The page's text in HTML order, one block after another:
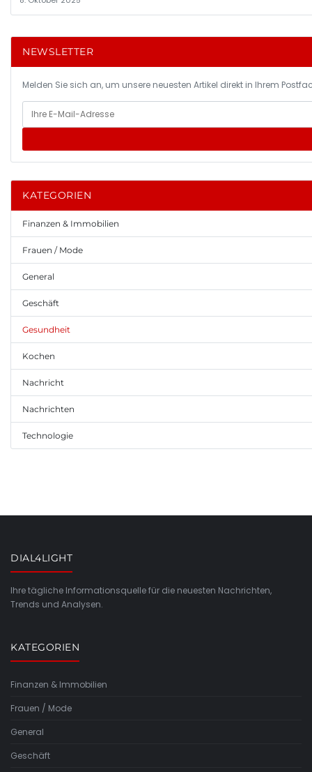
NEWSLETTER
Melden Sie sich an, um unsere neuesten Artikel direkt in Ihrem
KATEGORIEN
Finanzen & Immobilien
Frauen / Mode
General
Geschäft
Gesundheit
Kochen
Nachricht
Nachrichten
Technologie
DIAL4LIGHT
Ihre tägliche Informationsquelle für die neuesten Nachrichten,
Trends und Analysen.
KATEGORIEN
Finanzen & Immobilien
Frauen / Mode
General
Geschäft